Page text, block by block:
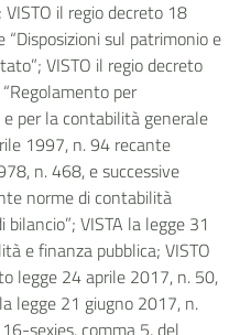
il regio decreto 18
sul patrimonio e
VISTO il regio decreto
per
per la contabilità generale
1997, n. 94 recante
n. 468, e successive
norme di contabilità
VISTA la legge 31
e finanza pubblica; VISTO
legge 24 aprile 2017, n. 50,
legge 21 giugno 2017, n.
sexies, comma 5, del